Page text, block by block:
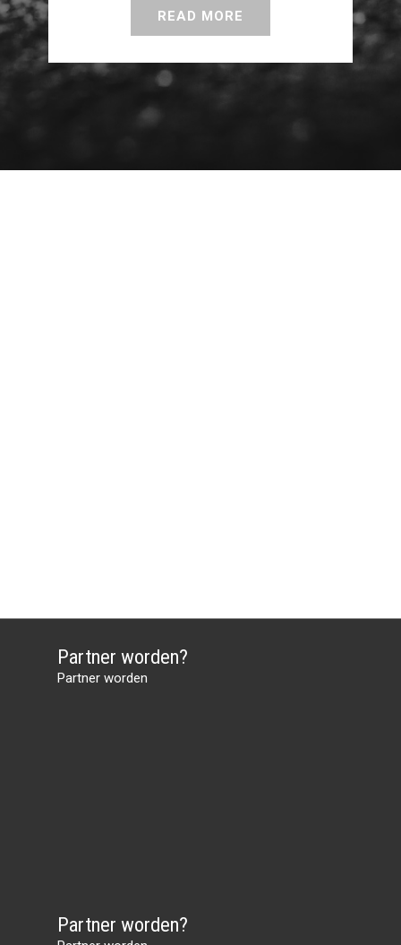
READ MORE
Partner worden?
Partner worden
Partner worden?